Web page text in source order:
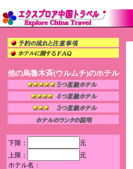
他の烏魯木斉(ウルムチ)のホテル
下限：
元
上限：
元
ホテル名：